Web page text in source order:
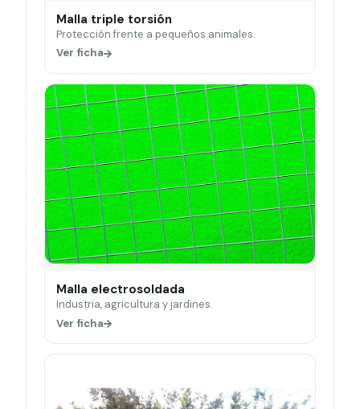
Malla triple torsión
Protección frente a pequeños animales.
Ver ficha
Malla electrosoldada
Industria, agricultura y jardines.
Ver ficha